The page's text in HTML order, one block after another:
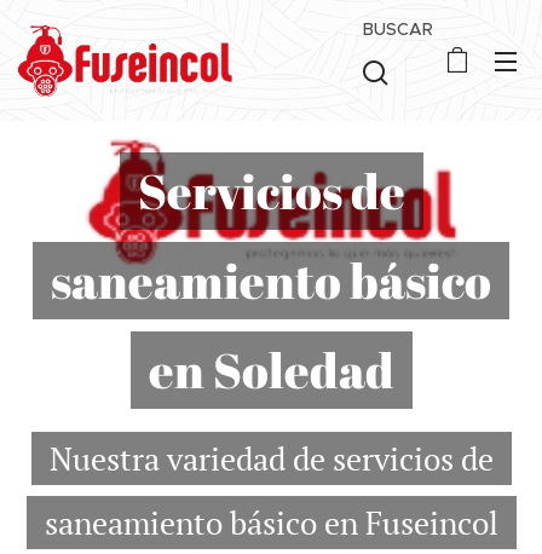
BUSCAR
Servicios de
saneamiento básico
en Soledad
Nuestra variedad de servicios de
saneamiento básico en Fuseincol